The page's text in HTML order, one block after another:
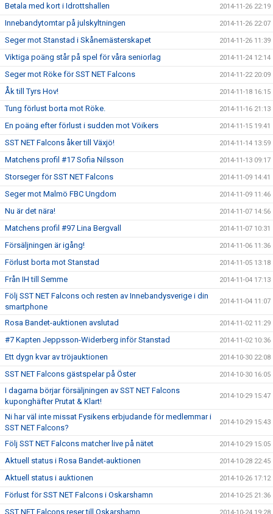
Betala med kort i Idrottshallen 2014-11-26 22:19
Innebandytomtar på julskyltningen 2014-11-26 22:07
Seger mot Stanstad i Skånemästerskapet 2014-11-26 11:39
Viktiga poäng står på spel för våra seniorlag 2014-11-24 12:14
Seger mot Röke för SST NET Falcons 2014-11-22 20:09
Åk till Tyrs Hov! 2014-11-18 16:15
Tung förlust borta mot Röke. 2014-11-16 21:13
En poäng efter förlust i sudden mot Vöikers 2014-11-15 19:41
SST NET Falcons åker till Växjö! 2014-11-14 13:59
Matchens profil #17 Sofia Nilsson 2014-11-13 09:17
Storseger för SST NET Falcons 2014-11-09 14:41
Seger mot Malmö FBC Ungdom 2014-11-09 11:46
Nu är det nära! 2014-11-07 14:56
Matchens profil #97 Lina Bergvall 2014-11-07 10:31
Försäljningen är igång! 2014-11-06 11:36
Förlust borta mot Stanstad 2014-11-05 13:18
Från IH till Semme 2014-11-04 17:13
Följ SST NET Falcons och resten av Innebandysverige i din
smartphone
2014-11-04 11:07
Rosa Bandet-auktionen avslutad 2014-11-02 11:29
#7 Kapten Jeppsson-Widerberg inför Stanstad 2014-11-02 10:36
Ett dygn kvar av tröjauktionen 2014-10-30 22:08
SST NET Falcons gästspelar på Öster 2014-10-30 16:05
I dagarna börjar försäljningen av SST NET Falcons
kuponghäfter Prutat & Klart!
2014-10-29 15:47
Ni har väl inte missat Fysikens erbjudande för medlemmar i
SST NET Falcons?
2014-10-29 15:43
Följ SST NET Falcons matcher live på nätet 2014-10-29 15:05
Aktuell status i Rosa Bandet-auktionen 2014-10-28 22:45
Aktuell status i auktionen 2014-10-26 17:12
Förlust för SST NET Falcons i Oskarshamn 2014-10-25 21:36
SST NET Falcons reser till Oskarshamn 2014-10-24 19:28